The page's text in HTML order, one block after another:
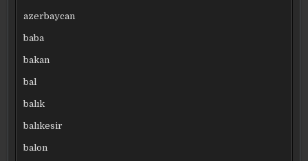
azerbaycan
baba
bakan
bal
balık
balıkesir
balon